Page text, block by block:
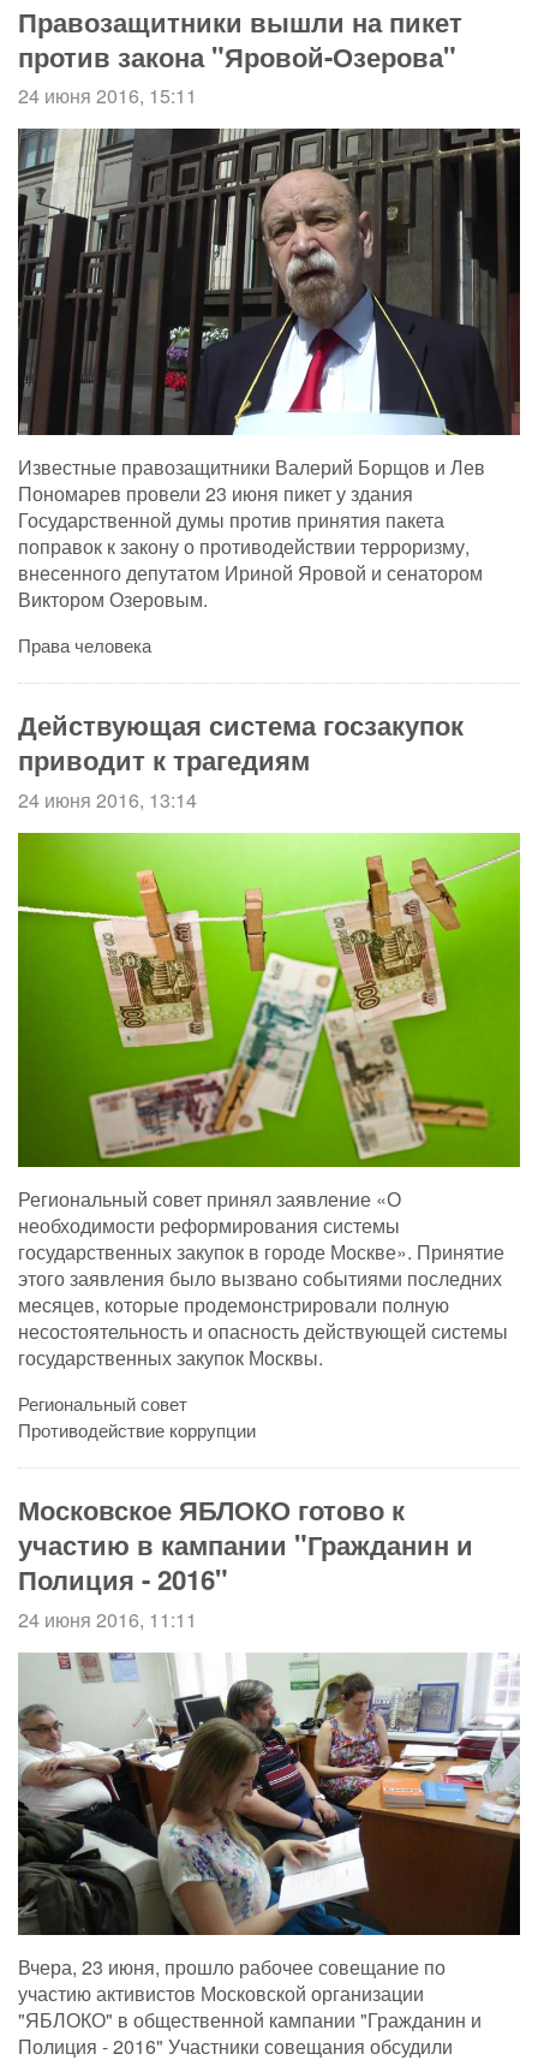
Правозащитники вышли на пикет
против закона "Яровой-Озерова"
24 июня 2016, 15:11
Известные правозащитники Валерий Борщов и Лев
Пономарев провели 23 июня пикет у здания
Государственной думы против принятия пакета
поправок к закону о противодействии терроризму,
внесенного депутатом Ириной Яровой и сенатором
Виктором Озеровым.
Права человека
Действующая система госзакупок
приводит к трагедиям
24 июня 2016, 13:14
Региональный совет принял заявление «О
необходимости реформирования системы
государственных закупок в городе Москве». Принятие
этого заявления было вызвано событиями последних
месяцев, которые продемонстрировали полную
несостоятельность и опасность действующей системы
государственных закупок Москвы.
Региональный совет
Противодействие коррупции
Московское ЯБЛОКО готово к
участию в кампании "Гражданин и
Полиция - 2016"
24 июня 2016, 11:11
Вчера, 23 июня, прошло рабочее совещание по
участию активистов Московской организации
"ЯБЛОКО" в общественной кампании "Гражданин и
Полиция - 2016" Участники совещания обсудили